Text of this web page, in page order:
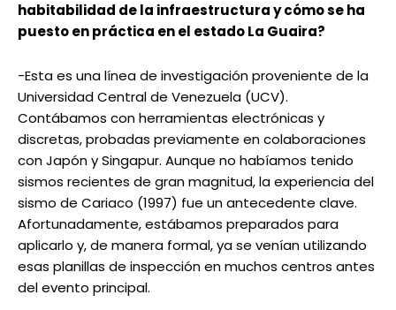
habitabilidad de la infraestructura y cómo se ha
puesto en práctica en el estado La Guaira?
-Esta es una línea de investigación proveniente de la
Universidad Central de Venezuela (UCV).
Contábamos con herramientas electrónicas y
discretas, probadas previamente en colaboraciones
con Japón y Singapur. Aunque no habíamos tenido
sismos recientes de gran magnitud, la experiencia del
sismo de Cariaco (1997) fue un antecedente clave.
Afortunadamente, estábamos preparados para
aplicarlo y, de manera formal, ya se venían utilizando
esas planillas de inspección en muchos centros antes
del evento principal.